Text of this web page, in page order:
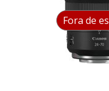
Fora de